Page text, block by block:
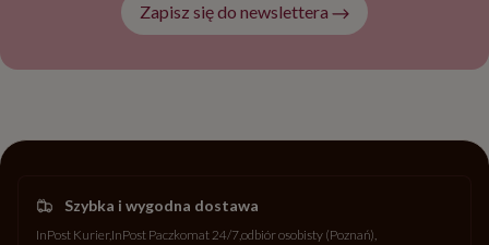
Zapisz się do newslettera
Szybka i wygodna dostawa
InPost Kurier InPost Paczkomat 24/7odbiór osobisty (Poznań)